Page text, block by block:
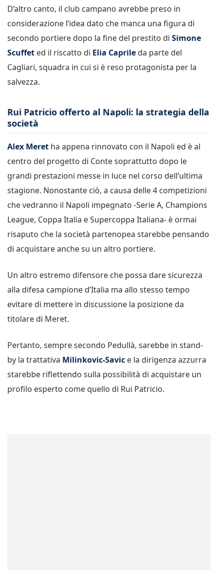
D’altro canto, il club campano avrebbe preso in
considerazione l’idea dato che manca una figura di
secondo portiere dopo la fine del prestito di Simone
Scuffet ed il riscatto di Elia Caprile da parte del
Cagliari, squadra in cui si è reso protagonista per la
salvezza.
Rui Patricio offerto al Napoli: la strategia della
società
Alex Meret ha appena rinnovato con il Napoli ed è al
centro del progetto di Conte soprattutto dopo le
grandi prestazioni messe in luce nel corso dell’ultima
stagione. Nonostante ciò, a causa delle 4 competizioni
che vedranno il Napoli impegnato -Serie A, Champions
League, Coppa Italia e Supercoppa Italiana- è ormai
risaputo che la società partenopea starebbe pensando
di acquistare anche su un altro portiere.
Un altro estremo difensore che possa dare sicurezza
alla difesa campione d’Italia ma allo stesso tempo
evitare di mettere in discussione la posizione da
titolare di Meret.
Pertanto, sempre secondo Pedullà, sarebbe in stand-
by la trattativa Milinkovic-Savic e la dirigenza azzurra
starebbe riflettendo sulla possibilità di acquistare un
profilo esperto come quello di Rui Patricio.